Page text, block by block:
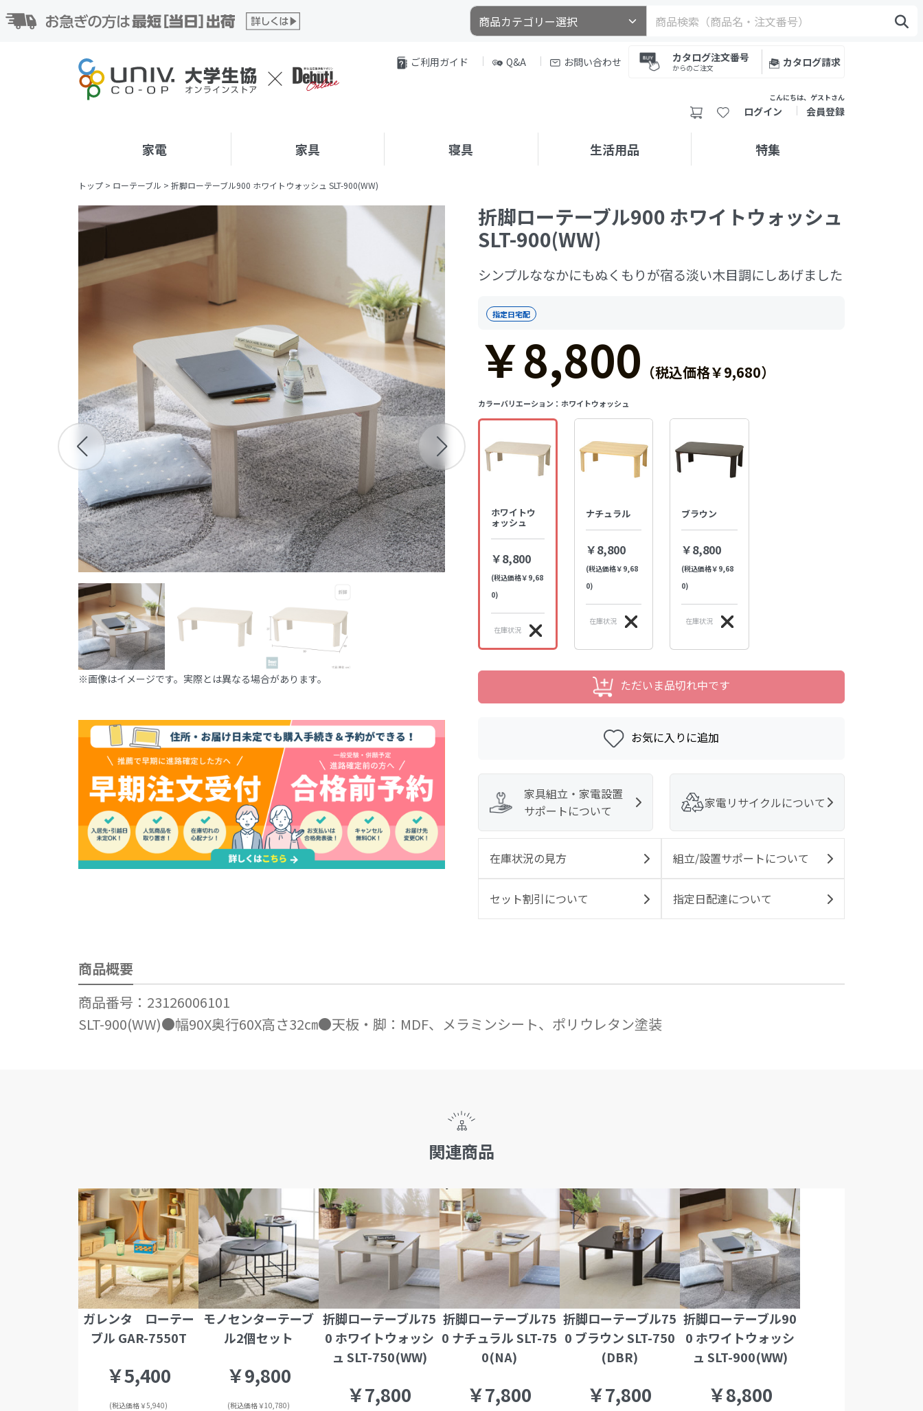
ご利用ガイド Q&A お問い合わせ カタログ注文番号
からのご注文 カタログ請求
こんにちは、ゲストさん
ログイン 会員登録
家電 家具 寝具 生活用品 特集
トップ > ローテーブル > 折脚ローテーブル900 ホワイトウォッシュ SLT-900(WW)
※画像はイメージです。実際とは異なる場合があります。
折脚ローテーブル900 ホワイトウォッシュ
SLT-900(WW)
シンプルななかにもぬくもりが宿る淡い木目調にしあげました
指定日宅配
￥8,800 （税込価格￥9,680）
カラーバリエーション： ホワイトウォッシュ
ホワイトウ
ォッシュ
￥8,800
(税込価格￥9,68
0)
在庫状況
ナチュラル
￥8,800
(税込価格￥9,68
0)
在庫状況
ブラウン
￥8,800
(税込価格￥9,68
0)
在庫状況
ただいま品切れ中です
お気に入りに追加
家具組立・家電設置
サポートについて
家電リサイクルについて
在庫状況の見方 組立/設置サポートについて
セット割引について 指定日配達について
商品概要
商品番号：23126006101
SLT-900(WW)●幅90X奥行60X高さ32㎝●天板・脚：MDF、メラミンシート、ポリウレタン塗装
関連商品
ガレンタ ローテー
ブル GAR-7550T
￥5,400
(税込価格￥5,940)
モノセンターテーブ
ル2個セット
￥9,800
(税込価格￥10,780)
折脚ローテーブル75
0 ホワイトウォッシ
ュ SLT-750(WW)
￥7,800
折脚ローテーブル75
0 ナチュラル SLT-75
0(NA)
￥7,800
折脚ローテーブル75
0 ブラウン SLT-750
(DBR)
￥7,800
折脚ローテーブル90
0 ホワイトウォッシ
ュ SLT-900(WW)
￥8,800